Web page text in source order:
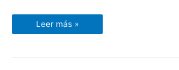
Leer más »